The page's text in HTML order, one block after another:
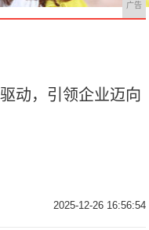
广告
动，引领企业迈向
2025-12-26 16:56:54